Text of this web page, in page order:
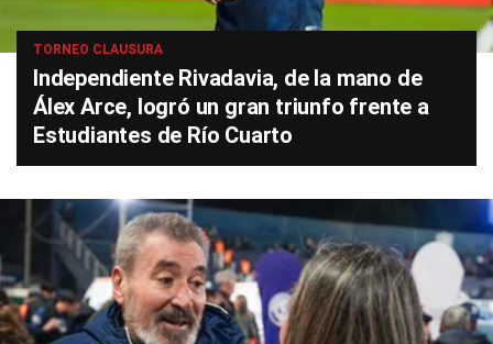
TORNEO CLAUSURA
Independiente Rivadavia, de la mano de
Álex Arce, logró un gran triunfo frente a
Estudiantes de Río Cuarto